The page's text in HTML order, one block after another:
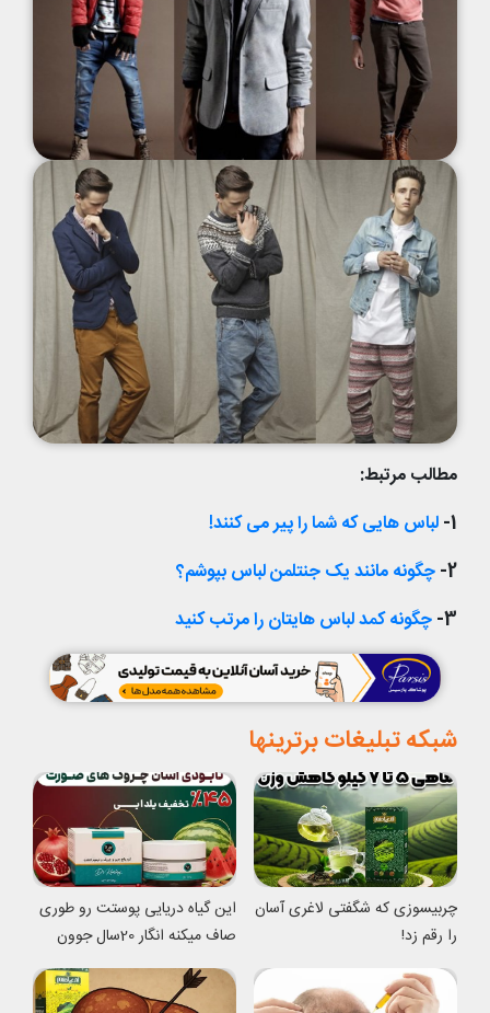
مطالب مرتبط:
1- لباس هایی که شما را پیر می کنند!
2- چگونه مانند یک جنتلمن لباس بپوشم؟
3- چگونه کمد لباس هایتان را مرتب کنید
شبکه تبلیغات برترینها
چربیسوزی که شگفتی لاغری آسان
را رقم زد!
این گیاه دریایی پوستت رو طوری
صاف میکنه انگار 20سال جوون
شدی